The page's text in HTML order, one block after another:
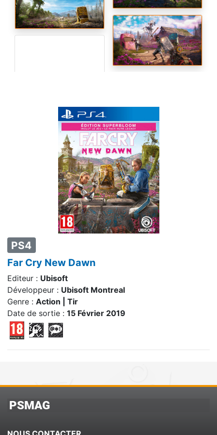
PS4
Far Cry New Dawn
Editeur : Ubisoft
Développeur : Ubisoft Montreal
Genre : Action | Tir
Date de sortie : 15 Février 2019
PSMAG